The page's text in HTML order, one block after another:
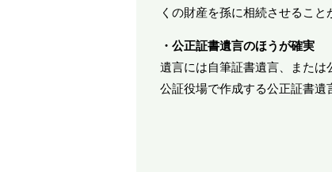
くの財産を孫に相続させること
・公正証書遺言のほうが確実
遺言には自筆証書遺言、また
公証役場で作成する公正証書遺